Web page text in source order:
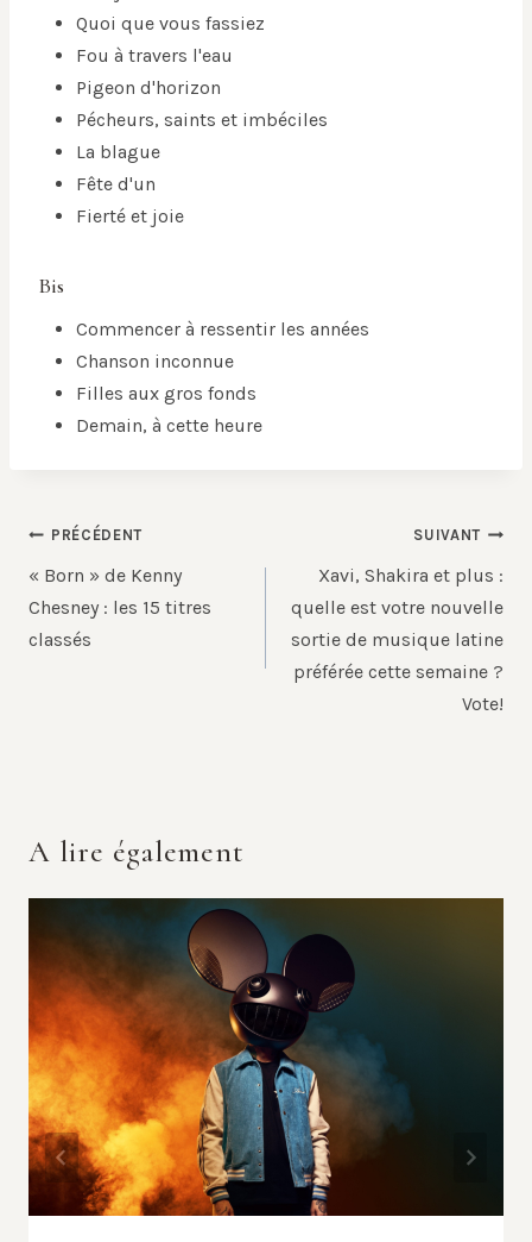
Quoi que vous fassiez
Fou à travers l'eau
Pigeon d'horizon
Pécheurs, saints et imbéciles
La blague
Fête d'un
Fierté et joie
Bis
Commencer à ressentir les années
Chanson inconnue
Filles aux gros fonds
Demain, à cette heure
Navigation
de
l’article
PRÉCÉDENT
« Born » de Kenny
Chesney : les 15 titres
classés
SUIVANT
Xavi, Shakira et plus :
quelle est votre nouvelle
sortie de musique latine
préférée cette semaine ?
Vote!
A lire également